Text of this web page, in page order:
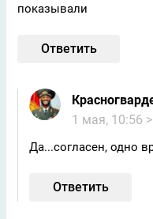
показывали
Ответить
1 мая, 10:56
Да...согласен, одно
Ответить